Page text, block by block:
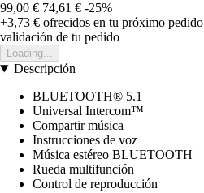
99,00 € 74,61 € -25%
+3,73 € ofrecidos en tu próximo pedido
validación de tu pedido
Loading...
Descripción
BLUETOOTH® 5.1
Universal Intercom™
Compartir música
Instrucciones de voz
Música estéreo BLUETOOTH
Rueda multifunción
Control de reproducción